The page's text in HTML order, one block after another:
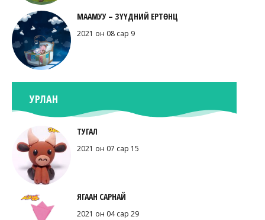
МААМУУ – ЗҮҮДНИЙ ЕРТӨНЦ
2021 он 08 сар 9
УРЛАН
ТУГАЛ
2021 он 07 сар 15
ЯГААН САРНАЙ
2021 он 04 сар 29